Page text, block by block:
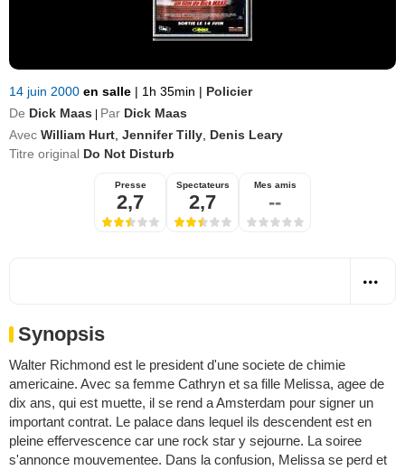
14 juin 2000 en salle | 1h 35min | Policier
De Dick Maas Par Dick Maas
Avec William Hurt Jennifer Tilly Denis Leary
Titre original Do Not Disturb
Presse
2,7
Spectateurs
2,7
Mes amis
--
Synopsis
Walter Richmond est le president d'une societe de chimie
americaine. Avec sa femme Cathryn et sa fille Melissa, agee de
dix ans, qui est muette, il se rend a Amsterdam pour signer un
important contrat. Le palace dans lequel ils descendent est en
pleine effervescence car une rock star y sejourne. La soiree
s'annonce mouvementee. Dans la confusion, Melissa se perd et